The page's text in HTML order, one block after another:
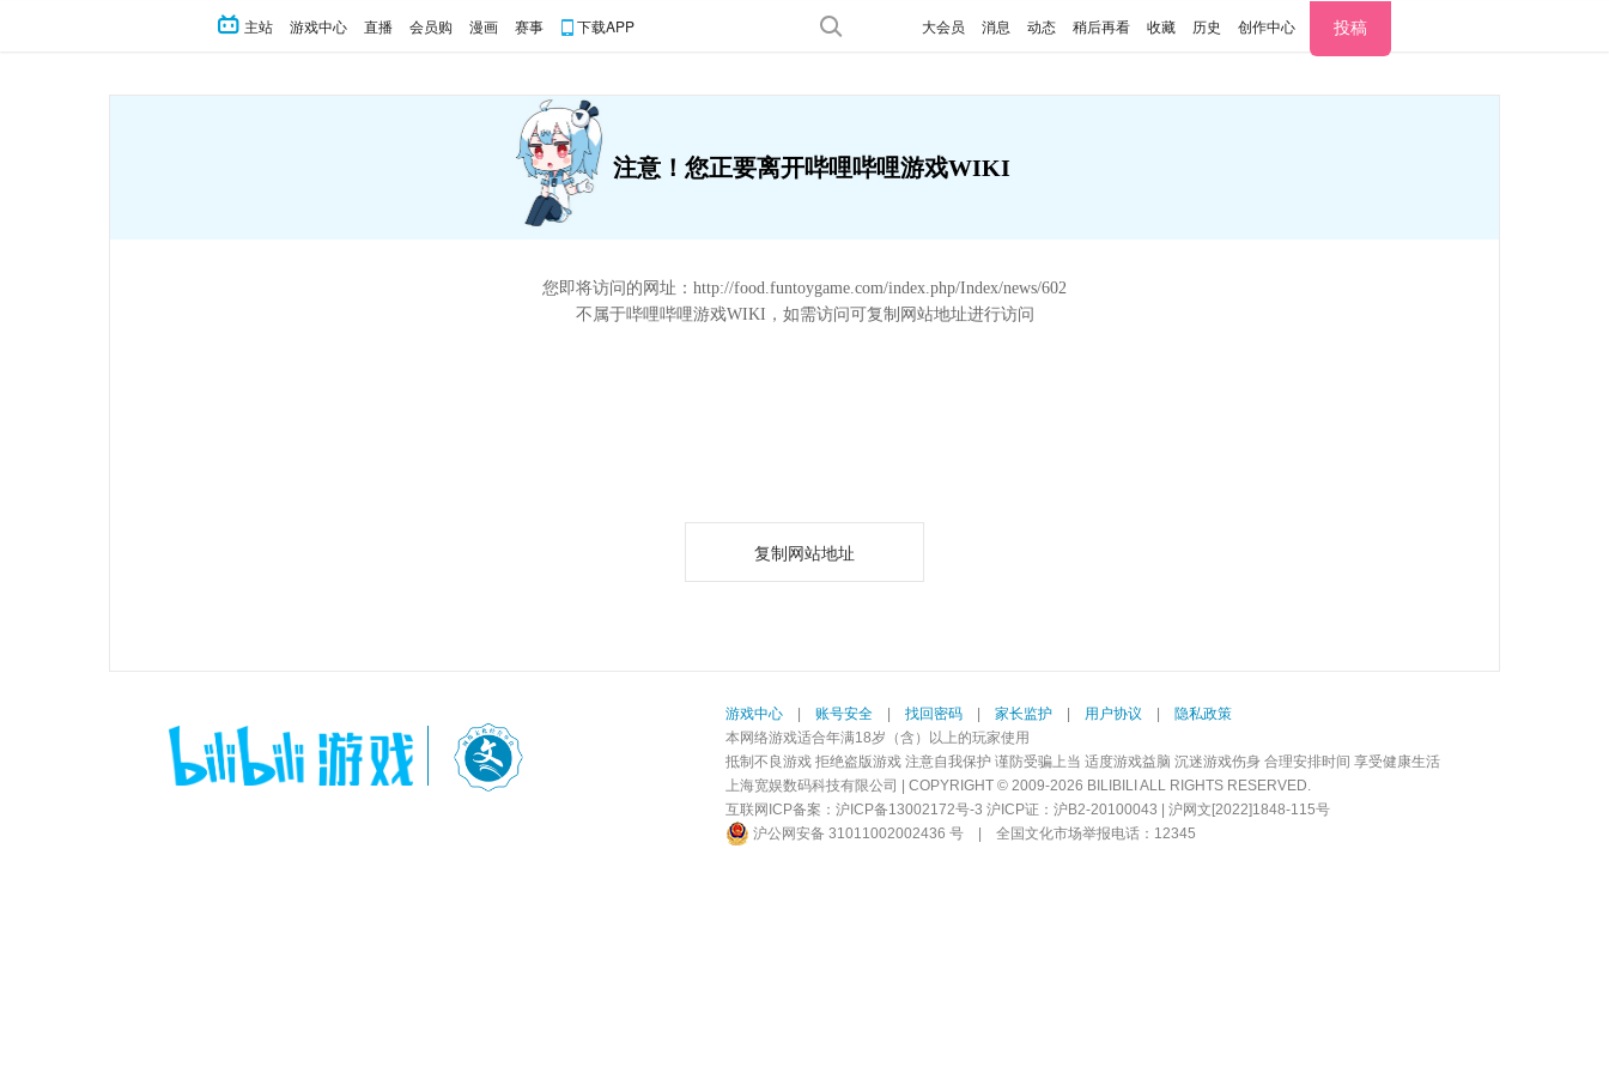
主站 游戏中心 直播 会员购 漫画 赛事 下载APP 大会员 消息 动态 稍后再看 收藏 历史 创作中心 投稿
注意！您正要离开哔哩哔哩游戏WIKI
您即将访问的网址： http://food.funtoygame.com/index.php/Index/news/602
不属于哔哩哔哩游戏WIKI，如需访问可复制网站地址进行访问
复制网站地址
游戏中心 账号安全 找回密码 家长监护 用户协议
隐私政策
本网络游戏适合年满18岁（含）以上的玩家使用
抵制不良游戏 拒绝盗版游戏 注意自我保护 谨防受骗上当 适度游戏益脑 沉迷游戏伤身 合理安排时间 享受健康生活
上海宽娱数码科技有限公司 | COPYRIGHT © 2009-2026 BILIBILI ALL RIGHTS RESERVED.
互联网ICP备案： 沪ICP备13002172号-3 沪ICP证：沪B2-20100043 | 沪网文[2022]1848-115号
沪公网安备 31011002002436 号
全国文化市场举报电话：12345